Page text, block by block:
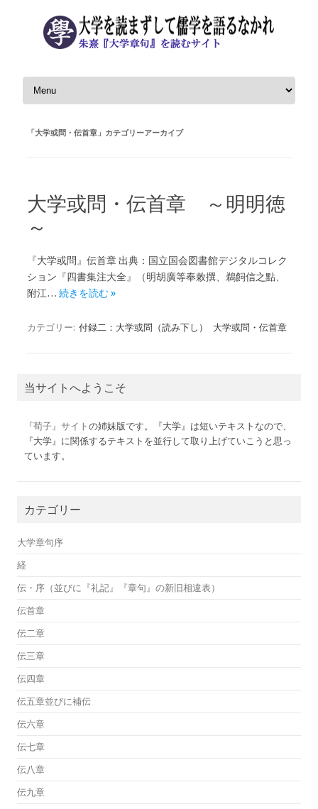
コンテンツへスキップ
「大学或問・伝首章 」カテゴリーアーカイブ
大学或問・伝首章 ～明明徳
～
『大学或問』伝首章 出典：国立国会図書館デジタルコレク
ション『四書集注大全』（明胡廣等奉敕撰、鵜飼信之點、
附江… 続きを読む »
カテゴリー: 付録二：大学或問（読み下し） 大学或問・伝首章
当サイトへようこそ
『荀子』サイト の姉妹版です。『大学』は短いテキストなので、
『大学』に関係するテキストを並行して取り上げていこうと思っ
ています。
カテゴリー
大学章句序
経
伝・序（並びに『礼記』『章句』の新旧相違表）
伝首章
伝二章
伝三章
伝四章
伝五章並びに補伝
伝六章
伝七章
伝八章
伝九章